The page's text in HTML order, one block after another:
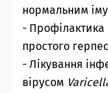
нормальним
- Профілактика
простого
- Лікування
вірусом